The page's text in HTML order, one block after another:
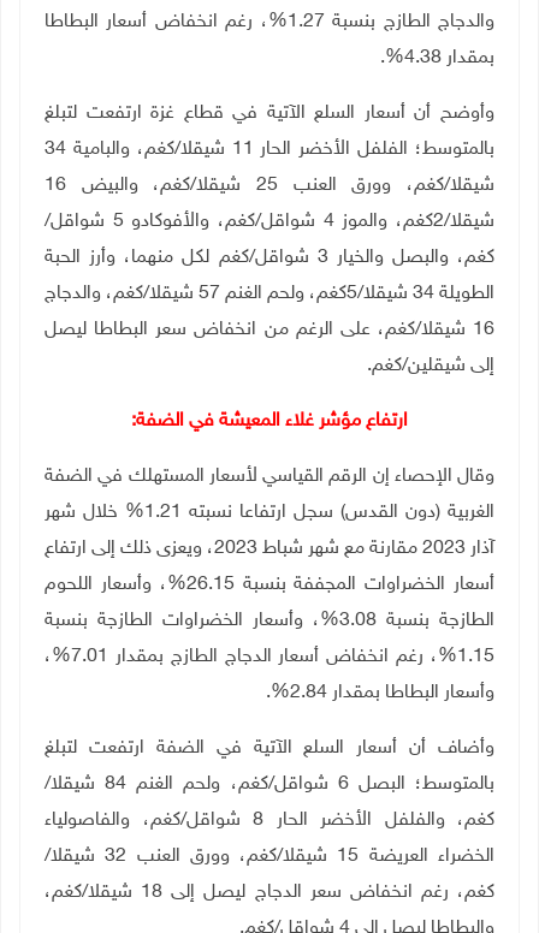
والدجاج الطازج بنسبة 1.27%، رغم انخفاض أسعار البطاطا
بمقدار 4.38%.
وأوضح أن أسعار السلع الآتية في قطاع غزة ارتفعت لتبلغ
بالمتوسط؛ الفلفل الأخضر الحار 11 شيقلا/كغم، والبامية 34
شيقلا/كغم، وورق العنب 25 شيقلا/كغم، والبيض 16
شيقلا/2كغم، والموز 4 شواقل/كغم، والأفوكادو 5 شواقل/
كغم، والبصل والخيار 3 شواقل/كغم لكل منهما، وأرز الحبة
الطويلة 34 شيقلا/5كغم، ولحم الغنم 57 شيقلا/كغم، والدجاج
16 شيقلا/كغم، على الرغم من انخفاض سعر البطاطا ليصل
إلى شيقلين/كغم.
ارتفاع مؤشر غلاء المعيشة في الضفة:
وقال الإحصاء إن الرقم القياسي لأسعار المستهلك في الضفة
الغربية (دون القدس) سجل ارتفاعا نسبته 1.21% خلال شهر
آذار 2023 مقارنة مع شهر شباط 2023، ويعزى ذلك إلى ارتفاع
أسعار الخضراوات المجففة بنسبة 26.15%، وأسعار اللحوم
الطازجة بنسبة 3.08%، وأسعار الخضراوات الطازجة بنسبة
1.15%، رغم انخفاض أسعار الدجاج الطازج بمقدار 7.01%،
وأسعار البطاطا بمقدار 2.84%.
وأضاف أن أسعار السلع الآتية في الضفة ارتفعت لتبلغ
بالمتوسط؛ البصل 6 شواقل/كغم، ولحم الغنم 84 شيقلا/
كغم، والفلفل الأخضر الحار 8 شواقل/كغم، والفاصولياء
الخضراء العريضة 15 شيقلا/كغم، وورق العنب 32 شيقلا/
كغم، رغم انخفاض سعر الدجاج ليصل إلى 18 شيقلا/كغم،